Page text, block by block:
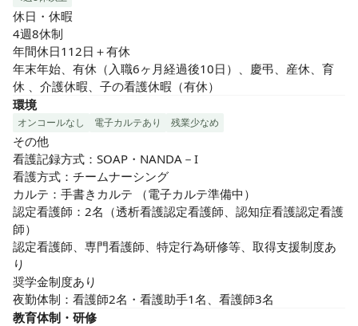
休日・休暇
4週8休制
年間休日112日＋有休
年末年始、有休（入職6ヶ月経過後10日）、慶弔、産休、育
休 、介護休暇、子の看護休暇（有休）
環境
オンコールなし 電子カルテあり 残業少なめ
その他
看護記録方式：SOAP・NANDA－I
看護方式：チームナーシング
カルテ：手書きカルテ （電子カルテ準備中）
認定看護師：2名（透析看護認定看護師、認知症看護認定看護
師）
認定看護師、専門看護師、特定行為研修等、取得支援制度あ
り
奨学金制度あり
夜勤体制：看護師2名・看護助手1名、看護師3名
教育体制・研修